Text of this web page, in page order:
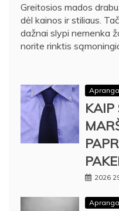
Greitosios mados
dėl kainos ir stiliaus.
dažnai slypi nemenka
norite rinktis
Apranga
KAIP
2026
Apranga